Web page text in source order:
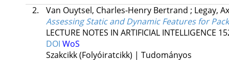
2.
Van Ouytsel, Charles-Henry Bertrand ; Legay,
Assessing Static and Dynamic Features for
LECTURE NOTES IN ARTIFICIAL INTELLIGENCE
DOI WoS
Szakcikk (Folyóiratcikk) | Tudományos